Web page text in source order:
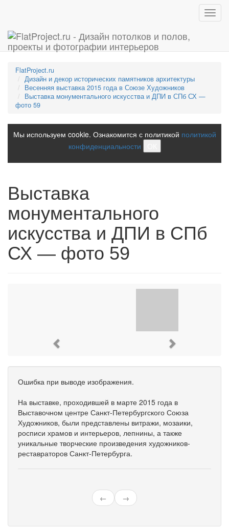
FlatProject.ru
Дизайн и декор исторических памятников архитектуры
Весенняя выставка 2015 года в Союзе Художников
Выставка монументального искусства и ДПИ в СПб СХ —
фото 59
Мы используем cookie. Ознакомится с политикой политикой
конфиденциальности
Выставка
монументального
искусства и ДПИ в СПб
СХ — фото 59
Ошибка при выводе изображения.
На выставке, проходившей в марте 2015 года в
Выставочном центре Санкт-Петербургского Союза
Художников, были представлены витражи, мозаики,
росписи храмов и интерьеров, лепнины, а также
уникальные творческие произведения художников-
реставраторов Санкт-Петербурга.
← →